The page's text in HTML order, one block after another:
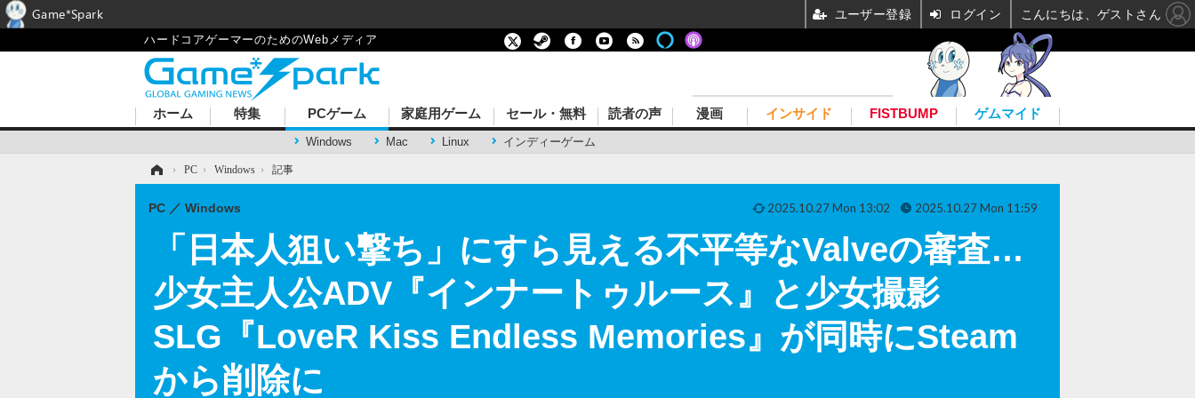
ハードコアゲーマーのためのWebメディア
ホーム 特集 PCゲーム
Windows Mac Linux インディーゲーム
家庭用ゲーム セール・無料 読者の声 漫画 インサイド FISTBUMP ゲムマイド
› PC › Windows › 記事
「日本人狙い撃ち」にすら見える不平等なValveの審査…
少女主人公ADV『インナートゥルース』と少女撮影
SLG『LoveR Kiss Endless Memories』が同時にSteam
から削除に
PC Windows 2025.10.27 Mon 13:02 2025.10.27 Mon 11:59
Game*Spark ユーザー登録 ログイン こんにちは、ゲストさん